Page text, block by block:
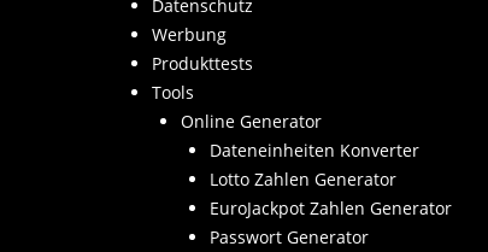
Datenschutz
Werbung
Produkttests
Tools
Online Generator
Dateneinheiten Konverter
Lotto Zahlen Generator
EuroJackpot Zahlen Generator
Passwort Generator